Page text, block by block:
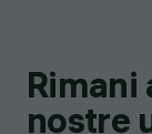
Rimani
nostre